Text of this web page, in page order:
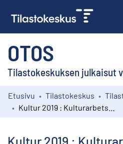
OTOS
Tilastokeskuksen julkaisut
Kokoelmat
Etusivu Tilastokeskus